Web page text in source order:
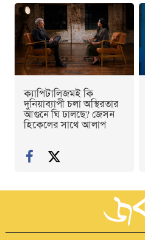
ক্যাপিটালিজমই কি
দুনিয়াব্যাপী চলা অস্থিরতার
আগুনে ঘি ঢালছে? জেসন
হিকেলের সাথে আলাপ